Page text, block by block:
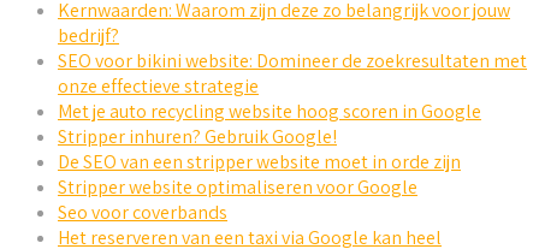
Kernwaarden: Waarom zijn deze zo belangrijk voor jouw
bedrijf?
SEO voor bikini website: Domineer de zoekresultaten met
onze effectieve strategie
Met je auto recycling website hoog scoren in Google
Stripper inhuren? Gebruik Google!
De SEO van een stripper website moet in orde zijn
Stripper website optimaliseren voor Google
Seo voor coverbands
Het reserveren van een taxi via Google kan heel